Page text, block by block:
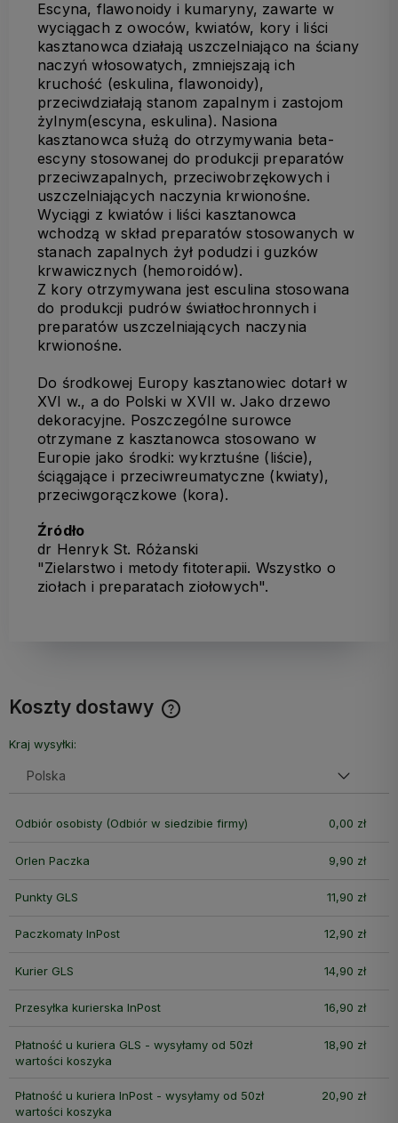
Escyna, flawonoidy i kumaryny, zawarte w
wyciągach z owoców, kwiatów, kory i liści
kasztanowca działają uszczelniająco na ściany
naczyń włosowatych, zmniejszają ich
kruchość (eskulina, flawonoidy),
przeciwdziałają stanom zapalnym i zastojom
żylnym(escyna, eskulina). Nasiona
kasztanowca służą do otrzymywania beta-
escyny stosowanej do produkcji preparatów
przeciwzapalnych, przeciwobrzękowych i
uszczelniających naczynia krwionośne.
Wyciągi z kwiatów i liści kasztanowca
wchodzą w skład preparatów stosowanych w
stanach zapalnych żył podudzi i guzków
krwawicznych (hemoroidów).
Z kory otrzymywana jest esculina stosowana
do produkcji pudrów światłochronnych i
preparatów uszczelniających naczynia
krwionośne.
Do środkowej Europy kasztanowiec dotarł w
XVI w., a do Polski w XVII w. Jako drzewo
dekoracyjne. Poszczególne surowce
otrzymane z kasztanowca stosowano w
Europie jako środki: wykrztuśne (liście),
ściągające i przeciwreumatyczne (kwiaty),
przeciwgorączkowe (kora).
Źródło
dr Henryk St. Różanski
"Zielarstwo i metody fitoterapii. Wszystko o
ziołach i preparatach ziołowych".
Koszty dostawy
Kraj wysyłki:
Odbiór osobisty(Odbiór w siedzibie firmy) 0,00 zł
Orlen Paczka 9,90 zł
Punkty GLS 11,90 zł
Paczkomaty InPost 12,90 zł
Kurier GLS 14,90 zł
Przesyłka kurierska InPost 16,90 zł
Płatność u kuriera GLS - wysyłamy od 50zł
wartości koszyka
18,90 zł
Płatność u kuriera InPost - wysyłamy od 50zł
wartości koszyka
20,90 zł